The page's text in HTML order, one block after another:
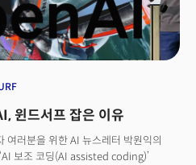
윈드서프 잡은 이유
여러분을 위한 AI 뉴스레터 박원익의
보조 코딩(AI assisted coding)’